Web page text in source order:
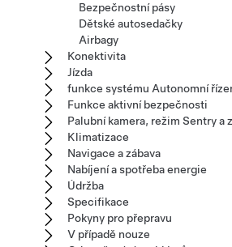
Bezpečnostní pásy
Dětské autosedačky
Airbagy
Konektivita
Jízda
funkce systému Autonomní
Funkce aktivní bezpečnosti
Palubní kamera, režim Sentry a
Klimatizace
Navigace a zábava
Nabíjení a spotřeba energie
Údržba
Specifikace
Pokyny pro přepravu
V případě nouze